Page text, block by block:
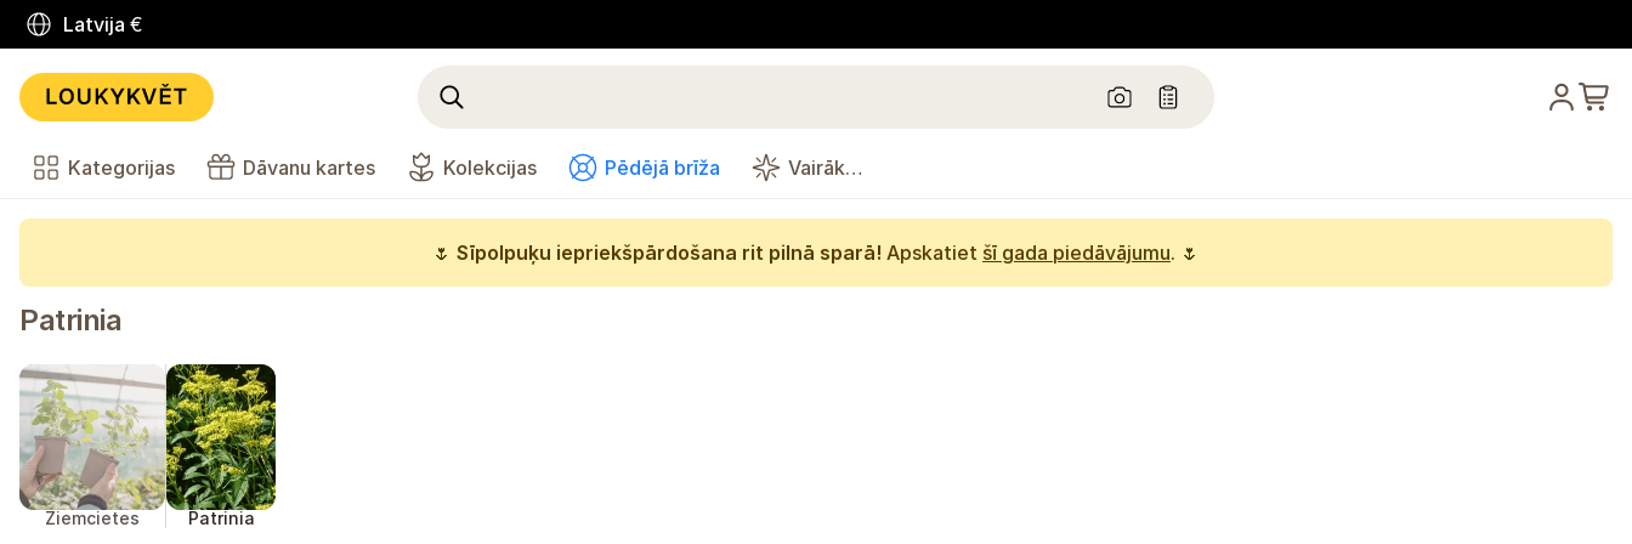
Latvija €
Kategorijas Dāvanu kartes Kolekcijas Pēdējā brīža Vairāk…
🌷 Sīpolpuķu iepriekšpārdošana rit pilnā sparā! Apskatiet šī gada piedāvājumu. 🌷
Patrinia
Ziemcietes Patrinia